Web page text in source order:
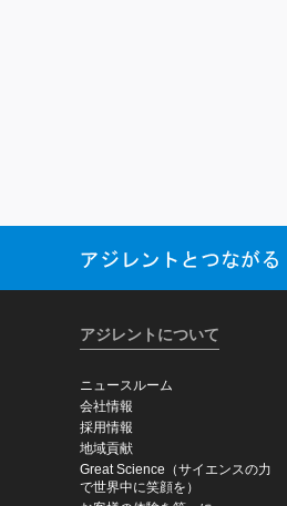
アジレントについて
ニュースルーム
会社情報
採用情報
地域貢献
Great Science（サイエンスの力
で世界中に笑顔を）